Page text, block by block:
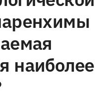
наиболее